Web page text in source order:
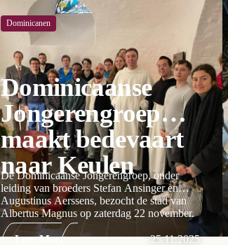
Dominicanen
Dominicaanse
Jongerengroep
maakt bedevaart
naar Keulen
De Dominicaanse Jongerengroep, onder
leiding van broeders Stefan Ansinger en
Augustinus Aerssens, bezocht de stad van
Albertus Magnus op zaterdag 22 november.
Lees Meer 25.11.2025